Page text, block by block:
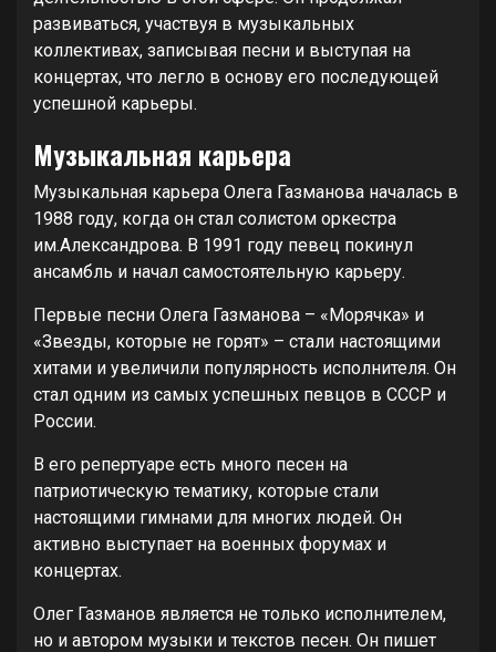
развиваться, участвуя в музыкальных
коллективах, записывая песни и выступая на
концертах, что легло в основу его последующей
успешной карьеры.
Музыкальная карьера
Музыкальная карьера Олега Газманова началась в
1988 году, когда он стал солистом оркестра
им.Александрова. В 1991 году певец покинул
ансамбль и начал самостоятельную карьеру.
Первые песни Олега Газманова – «Морячка» и
«Звезды, которые не горят» – стали настоящими
хитами и увеличили популярность исполнителя. Он
стал одним из самых успешных певцов в СССР и
России.
В его репертуаре есть много песен на
патриотическую тематику, которые стали
настоящими гимнами для многих людей. Он
активно выступает на военных форумах и
концертах.
Олег Газманов является не только исполнителем,
но и автором музыки и текстов песен. Он пишет